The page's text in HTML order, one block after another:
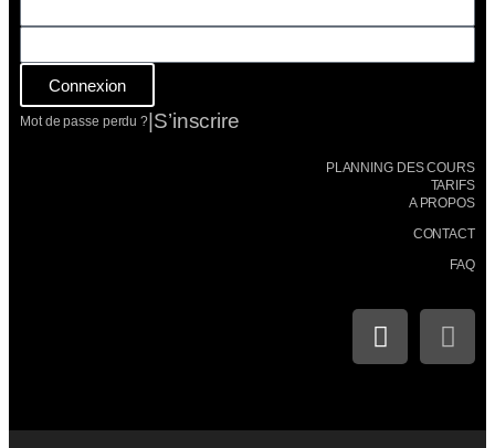
Connexion
Mot de passe perdu ? S’inscrire
PLANNING DES COURS
TARIFS
A PROPOS
CONTACT
FAQ